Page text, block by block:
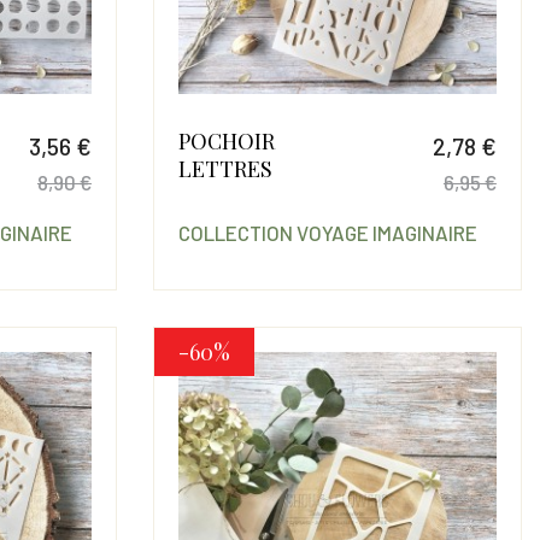
3,56 €
8,90 €
POCHOIR
LETTRES
2,78 €
6,95 €
COLLECTION VOYAGE IMAGINAIRE
-60%